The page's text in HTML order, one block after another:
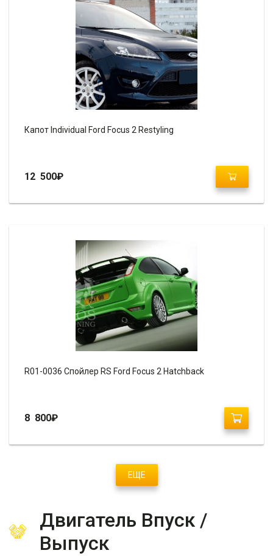
Капот Individual Ford Focus 2 Restyling
12 500₽
R01-0036 Спойлер RS Ford Focus 2 Hatchback
8 800₽
ЕЩЕ
Двигатель Впуск /
Выпуск